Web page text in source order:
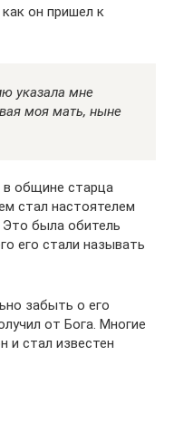
он пришел к
указала мне
моя мать, ныне
общине старца
стал настоятелем
была обитель
его стали называть
забыть о его
от Бога. Многие
и стал известен